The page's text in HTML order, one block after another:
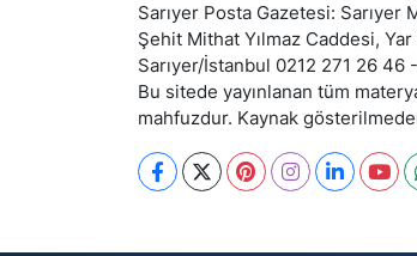
Sarıyer Posta Gazetesi: Sarıyer
Şehit Mithat Yılmaz Caddesi,
Sarıyer/İstanbul 0212 271 26 46
Bu sitede yayınlanan tüm
mahfuzdur. Kaynak